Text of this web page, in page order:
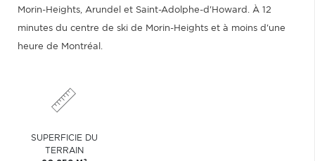
Morin-Heights, Arundel et Saint-Adolphe-d'Howard. À 12
minutes du centre de ski de Morin-Heights et à moins d'une
heure de Montréal.
SUPERFICIE DU
TERRAIN